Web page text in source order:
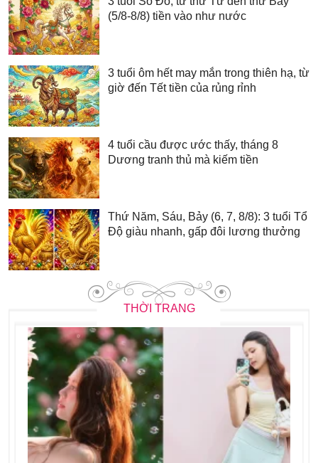
(5/8-8/8) tiền vào như nước
3 tuổi ôm hết may mắn trong thiên hạ, từ
giờ đến Tết tiền của rủng rỉnh
4 tuổi cầu được ước thấy, tháng 8
Dương tranh thủ mà kiếm tiền
Thứ Năm, Sáu, Bảy (6, 7, 8/8): 3 tuổi Tổ
Độ giàu nhanh, gấp đôi lương thưởng
THỜI TRANG